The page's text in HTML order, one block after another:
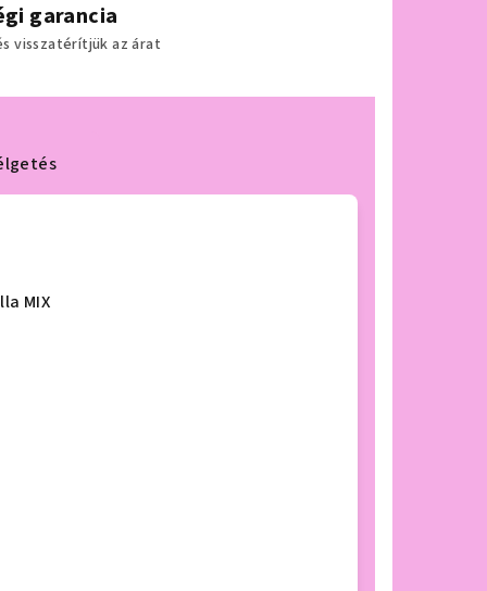
garancia
visszatérítjük az árat
MIX